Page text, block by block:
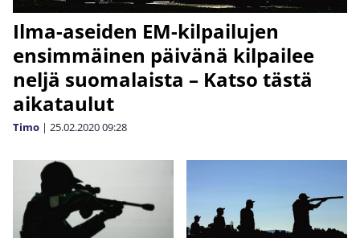
Ilma-aseiden EM-kilpailujen
ensimmäinen päivänä kilpailee
neljä suomalaista – Katso tästä
aikataulut
Timo | 25.02.202009:28